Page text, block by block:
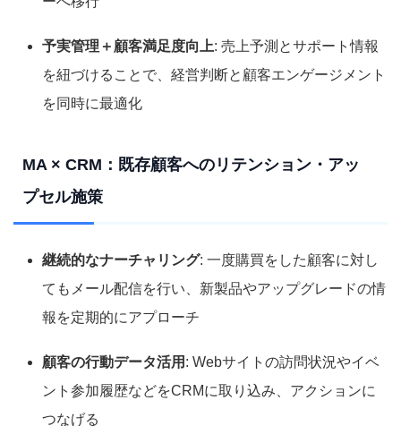
予実管理＋顧客満足度向上: 売上予測とサポート情報
を紐づけることで、経営判断と顧客エンゲージメント
を同時に最適化
MA × CRM：既存顧客へのリテンション・アッ
プセル施策
継続的なナーチャリング: 一度購買をした顧客に対し
てもメール配信を行い、新製品やアップグレードの情
報を定期的にアプローチ
顧客の行動データ活用 : Webサイトの訪問状況やイベ
ント参加履歴などをCRMに取り込み、アクションに
つなげる